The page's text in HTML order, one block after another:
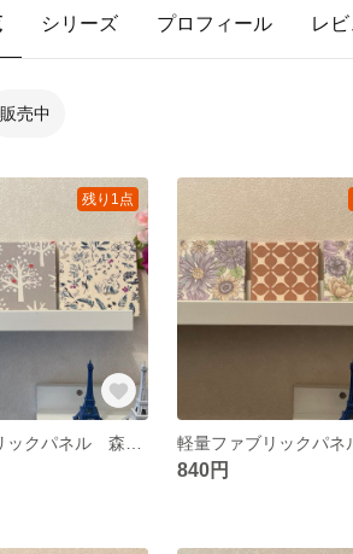
シリーズ プロフィール レ
販売中
残り1点
840円